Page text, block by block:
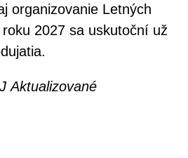
organizovanie Letných
2027 sa uskutoční už
Aktualizované